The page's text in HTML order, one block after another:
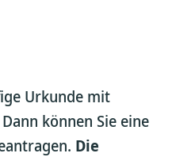
Urkunde mit
können Sie eine
Die